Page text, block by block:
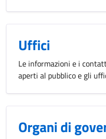
Uffici
Le informazioni e i
aperti al pubblico e gli
Organi di